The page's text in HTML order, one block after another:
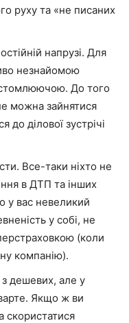
руху та «не писаних
напрузі. Для
незнайомою
До того
можна зайнятися
до ділової зустрічі
Все-таки ніхто не
в ДТП та інших
у вас невеликий
у собі, не
(коли
компанію).
дешевих, але у
Якщо ж ви
скористатися